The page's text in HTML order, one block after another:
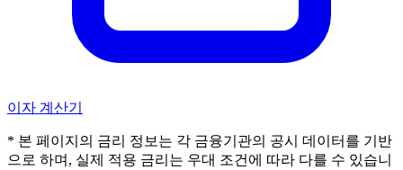
이자 계산기
* 본 페이지의 금리 정보는 각 금융기관의 공시 데이터를 기반
으로 하며, 실제 적용 금리는 우대 조건에 따라 다를 수 있습니